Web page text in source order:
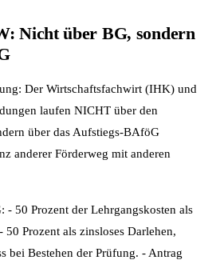
Nicht über BG, sondern
Der Wirtschaftsfachwirt (IHK) und
laufen NICHT über den
über das Aufstiegs-BAföG
anderer Förderweg mit anderen
50 Prozent der Lehrgangskosten als
50 Prozent als zinsloses Darlehen,
bei Bestehen der Prüfung. - Antrag